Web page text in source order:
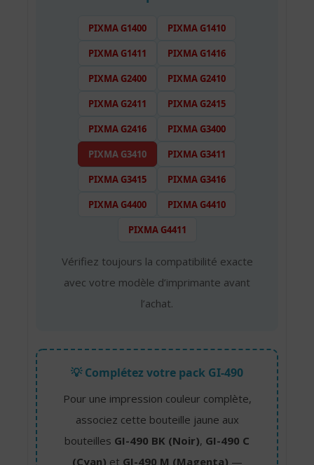
PIXMA G1400
PIXMA G1410
PIXMA G1411
PIXMA G1416
PIXMA G2400
PIXMA G2410
PIXMA G2411
PIXMA G2415
PIXMA G2416
PIXMA G3400
PIXMA G3410
PIXMA G3411
PIXMA G3415
PIXMA G3416
PIXMA G4400
PIXMA G4410
PIXMA G4411
Vérifiez toujours la compatibilité exacte
avec votre modèle d’imprimante avant
l’achat.
💡 Complétez votre pack GI-490
Pour une impression couleur complète,
associez cette bouteille jaune aux
bouteilles GI-490 BK (Noir), GI-490 C
(Cyan) et GI-490 M (Magenta) —